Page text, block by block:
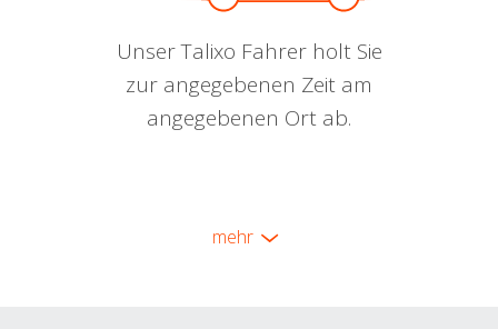
Unser Talixo Fahrer holt Sie
zur angegebenen Zeit am
angegebenen Ort ab.
mehr